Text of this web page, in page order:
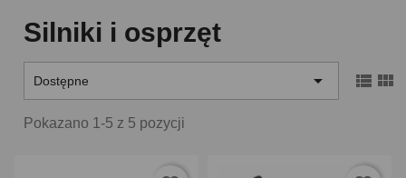
Silniki i osprzęt
Dostępne   
Pokazano 1-5 z 5 pozycji